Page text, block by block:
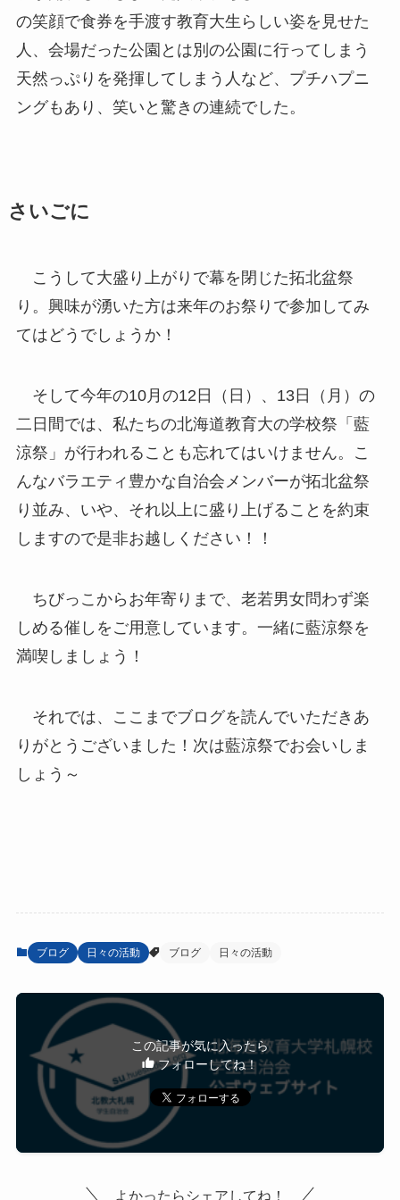
の笑顔で食券を手渡す教育大生らしい姿を見せた
人、会場だった公園とは別の公園に行ってしまう
天然っぷりを発揮してしまう人など、プチハプニ
ングもあり、笑いと驚きの連続でした。
さいごに
こうして大盛り上がりで幕を閉じた拓北盆祭
り。興味が湧いた方は来年のお祭りで参加してみ
てはどうでしょうか！
そして今年の10月の12日（日）、13日（月）の
二日間では、私たちの北海道教育大の学校祭「藍
涼祭」が行われることも忘れてはいけません。こ
んなバラエティ豊かな自治会メンバーが拓北盆祭
り並み、いや、それ以上に盛り上げることを約束
しますので是非お越しください！！
ちびっこからお年寄りまで、老若男女問わず楽
しめる催しをご用意しています。一緒に藍涼祭を
満喫しましょう！
それでは、ここまでブログを読んでいただきあ
りがとうございました！次は藍涼祭でお会いしま
しょう～
ブログ 日々の活動 ブログ 日々の活動
この記事が気に入ったら
フォローしてね！
よかったらシェアしてね！